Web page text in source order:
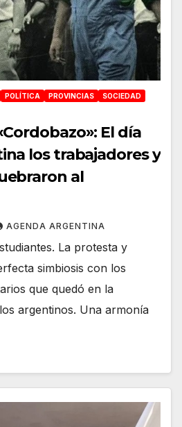
POLÍTICA PROVINCIAS
SOCIEDAD
El día
los trabajadores y
al
AGENDA ARGENTINA
La protesta y
simbiosis con los
que quedó en la
argentinos. Una armonía